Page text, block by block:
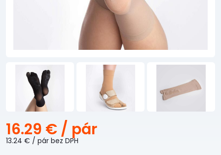
16.29 € / pár
13.24 € / pár bez DPH